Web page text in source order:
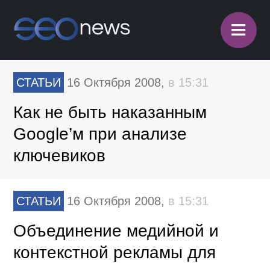
≡
СТАТЬИ 16 Октября 2008, в 15:31
Как не быть наказанным
Google’м при анализе
ключевиков
СТАТЬИ 16 Октября 2008, в 15:31
Объединение медийной и
контекстной рекламы для